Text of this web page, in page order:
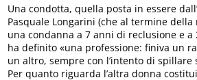
Una condotta, quella posta in essere
Pasquale Longarini (che al termine
una condanna a 7 anni di reclusione e
ha definito «una professione: finiva un
un altro, sempre con l’intento di spillare
Per quanto riguarda l’altra donna